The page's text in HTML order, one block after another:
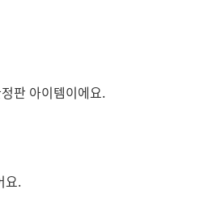
판 아이템이에요.
요.